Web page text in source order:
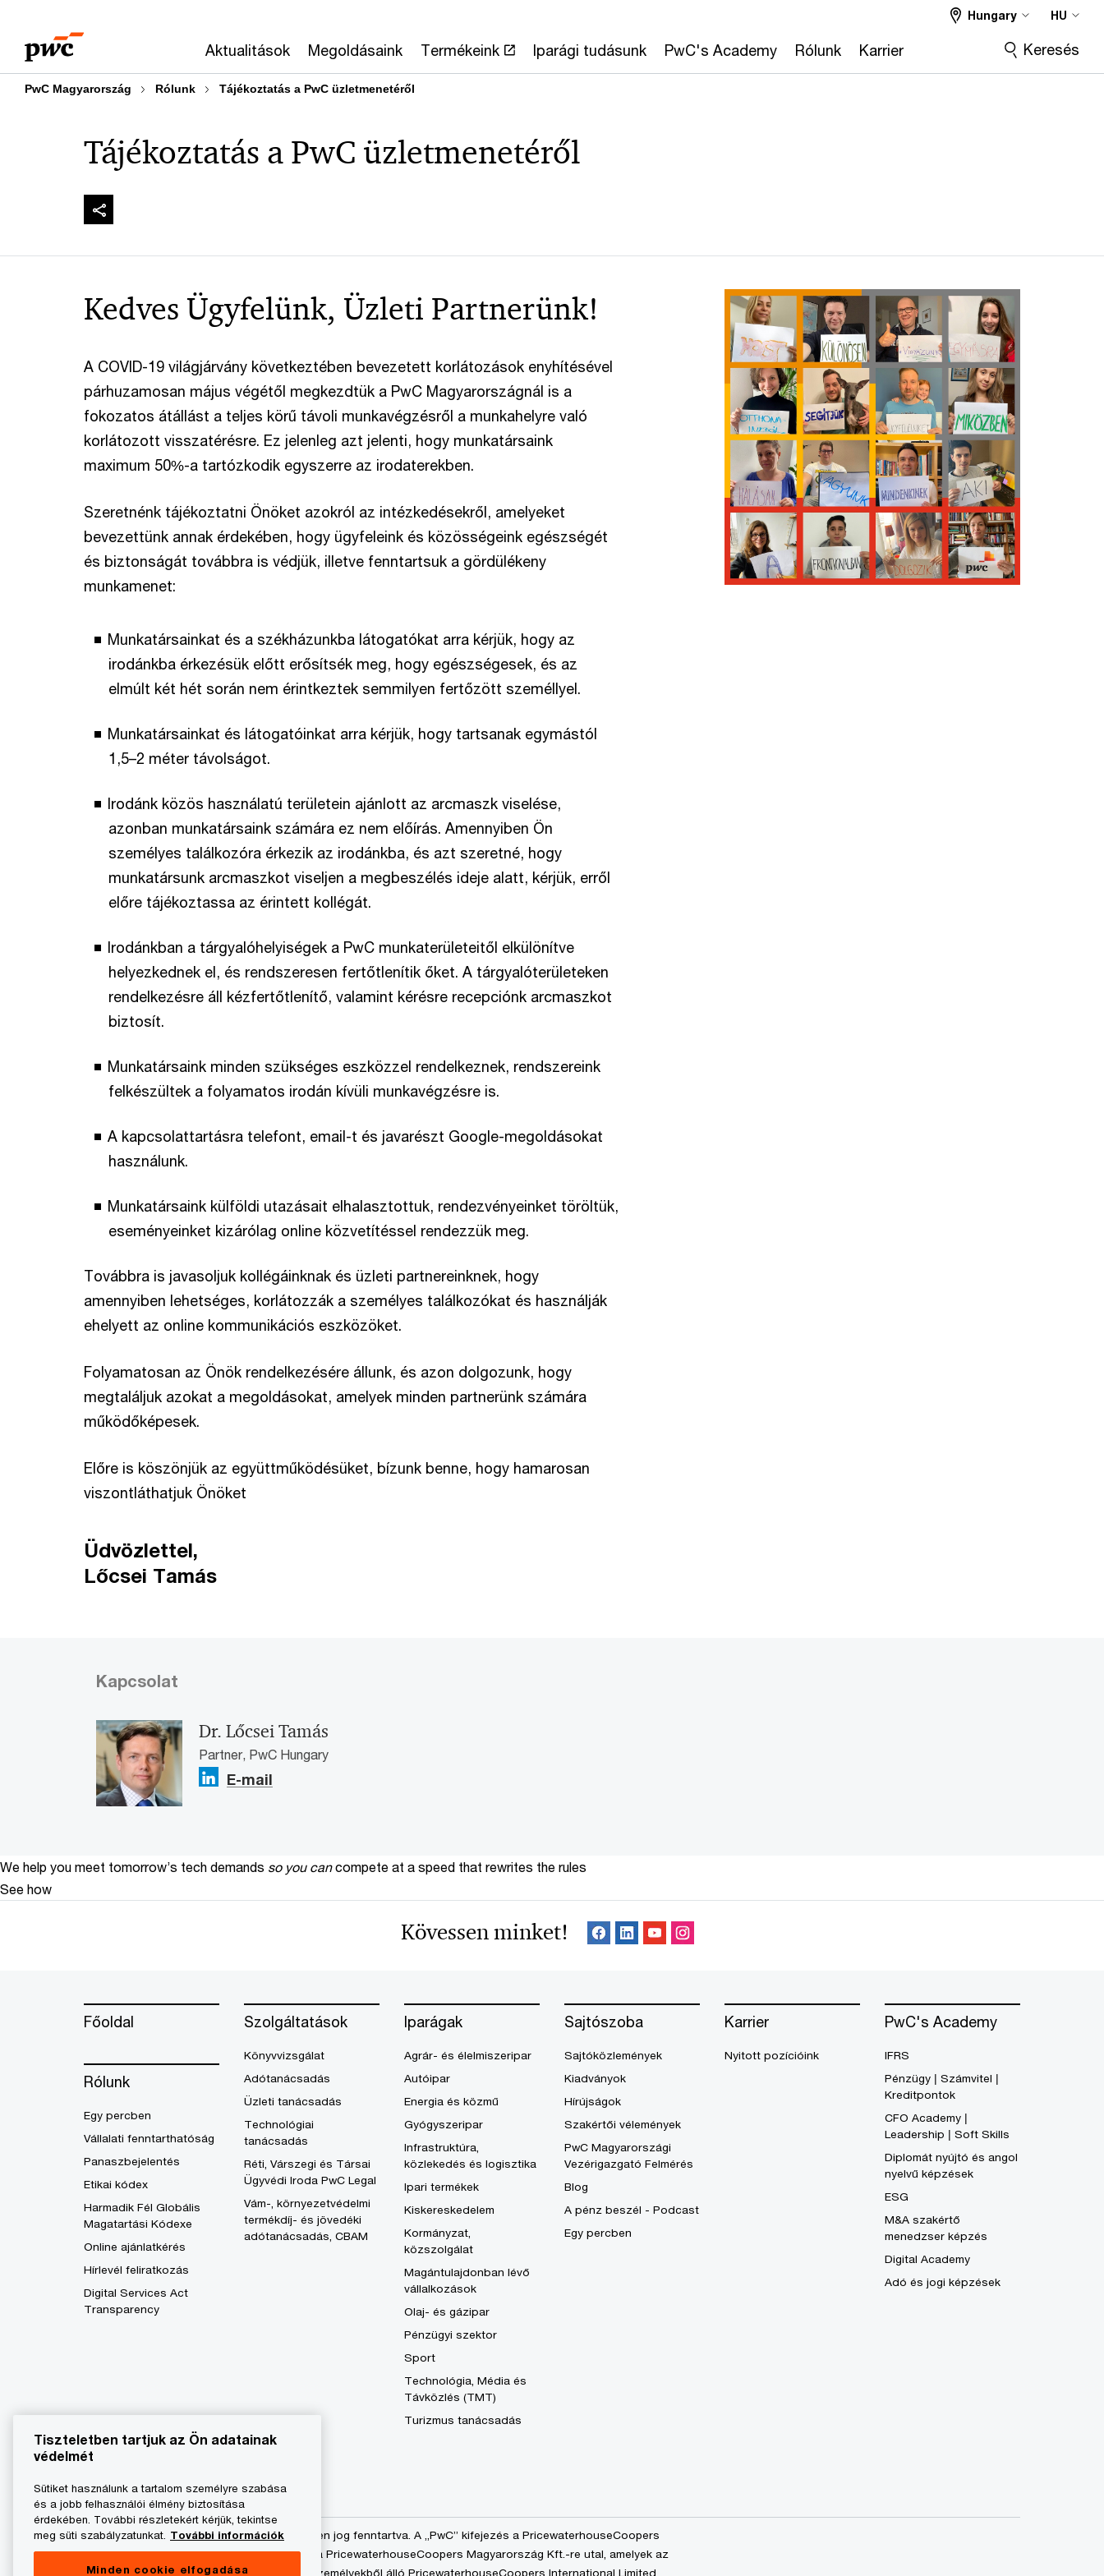
content
footer
Aktualitások Megoldásaink Termékeink Iparági tudásunk PwC's Academy Rólunk Karrier
Hungary HU
Keresés
PwC Magyarország Rólunk Tájékoztatás a PwC üzletmenetéről
Tájékoztatás a PwC üzletmenetéről
Kedves Ügyfelünk, Üzleti Partnerünk!
A COVID-19 világjárvány következtében bevezetett korlátozások enyhítésével
párhuzamosan május végétől megkezdtük a PwC Magyarországnál is a
fokozatos átállást a teljes körű távoli munkavégzésről a munkahelyre való
korlátozott visszatérésre. Ez jelenleg azt jelenti, hogy munkatársaink
maximum 50%-a tartózkodik egyszerre az irodaterekben.
Szeretnénk tájékoztatni Önöket azokról az intézkedésekről, amelyeket
bevezettünk annak érdekében, hogy ügyfeleink és közösségeink egészségét
és biztonságát továbbra is védjük, illetve fenntartsuk a gördülékeny
munkamenet:
Munkatársainkat és a székházunkba látogatókat arra kérjük, hogy az
irodánkba érkezésük előtt erősítsék meg, hogy egészségesek, és az
elmúlt két hét során nem érintkeztek semmilyen fertőzött személlyel.
Munkatársainkat és látogatóinkat arra kérjük, hogy tartsanak egymástól
1,5–2 méter távolságot.
Irodánk közös használatú területein ajánlott az arcmaszk viselése,
azonban munkatársaink számára ez nem előírás. Amennyiben Ön
személyes találkozóra érkezik az irodánkba, és azt szeretné, hogy
munkatársunk arcmaszkot viseljen a megbeszélés ideje alatt, kérjük, erről
előre tájékoztassa az érintett kollégát.
Irodánkban a tárgyalóhelyiségek a PwC munkaterületeitől elkülönítve
helyezkednek el, és rendszeresen fertőtlenítik őket. A tárgyalóterületeken
rendelkezésre áll kézfertőtlenítő, valamint kérésre recepciónk arcmaszkot
biztosít.
Munkatársaink minden szükséges eszközzel rendelkeznek, rendszereink
felkészültek a folyamatos irodán kívüli munkavégzésre is.
A kapcsolattartásra telefont, email-t és javarészt Google-megoldásokat
használunk.
Munkatársaink külföldi utazásait elhalasztottuk, rendezvényeinket töröltük,
eseményeinket kizárólag online közvetítéssel rendezzük meg.
Továbbra is javasoljuk kollégáinknak és üzleti partnereinknek, hogy
amennyiben lehetséges, korlátozzák a személyes találkozókat és használják
ehelyett az online kommunikációs eszközöket.
Folyamatosan az Önök rendelkezésére állunk, és azon dolgozunk, hogy
megtaláljuk azokat a megoldásokat, amelyek minden partnerünk számára
működőképesek.
Előre is köszönjük az együttműködésüket, bízunk benne, hogy hamarosan
viszontláthatjuk Önöket
Üdvözlettel,
Lőcsei Tamás
Kapcsolat
Dr. Lőcsei Tamás
Partner, PwC Hungary
E-mail
We help you meet tomorrow’s tech demands so you can compete at a speed that rewrites the rules
See how
Kövessen minket!
Főoldal
Rólunk
Egy percben
Vállalati fenntarthatóság
Panaszbejelentés
Etikai kódex
Harmadik Fél Globális
Magatartási Kódexe
Online ajánlatkérés
Hírlevél feliratkozás
Digital Services Act
Transparency
Szolgáltatások
Könyvvizsgálat
Adótanácsadás
Üzleti tanácsadás
Technológiai
tanácsadás
Réti, Várszegi és Társai
Ügyvédi Iroda PwC Legal
Vám-, környezetvédelmi
termékdíj- és jövedéki
adótanácsadás, CBAM
Iparágak
Agrár- és élelmiszeripar
Autóipar
Energia és közmű
Gyógyszeripar
Infrastruktúra,
közlekedés és logisztika
Ipari termékek
Kiskereskedelem
Kormányzat,
közszolgálat
Magántulajdonban lévő
vállalkozások
Olaj- és gázipar
Pénzügyi szektor
Sport
Technológia, Média és
Távközlés (TMT)
Turizmus tanácsadás
Sajtószoba
Sajtóközlemények
Kiadványok
Hírújságok
Szakértői vélemények
PwC Magyarországi
Vezérigazgató Felmérés
Blog
A pénz beszél - Podcast
Egy percben
Karrier
Nyitott pozícióink
PwC's Academy
IFRS
Pénzügy | Számvitel |
Kreditpontok
CFO Academy |
Leadership | Soft Skills
Diplomát nyújtó és angol
nyelvű képzések
ESG
M&A szakértő
menedzser képzés
Digital Academy
Adó és jogi képzések
© 2023 - 2026 PwC. Minden jog fenntartva. A „PwC” kifejezés a PricewaterhouseCoopers
Könyvvizsgáló Kft.-re és a PricewaterhouseCoopers Magyarország Kft.-re utal, amelyek az
önálló és független jogi személyekből álló PricewaterhouseCoopers International Limited
Tiszteletben tartjuk az Ön adatainak
védelmét
Sütiket használunk a tartalom személyre szabása
és a jobb felhasználói élmény biztosítása
érdekében. További részletekért kérjük, tekintse
meg süti szabályzatunkat. További információk
Minden cookie elfogadása